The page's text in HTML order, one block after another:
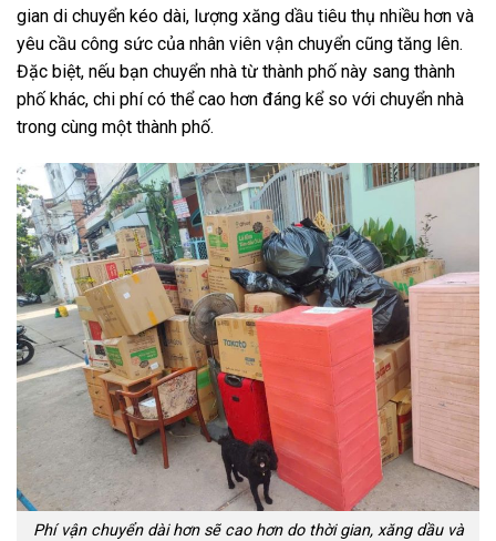
gian di chuyển kéo dài, lượng xăng dầu tiêu thụ nhiều hơn và
yêu cầu công sức của nhân viên vận chuyển cũng tăng lên.
Đặc biệt, nếu bạn chuyển nhà từ thành phố này sang thành
phố khác, chi phí có thể cao hơn đáng kể so với chuyển nhà
trong cùng một thành phố.
Phí vận chuyển dài hơn sẽ cao hơn do thời gian, xăng dầu và